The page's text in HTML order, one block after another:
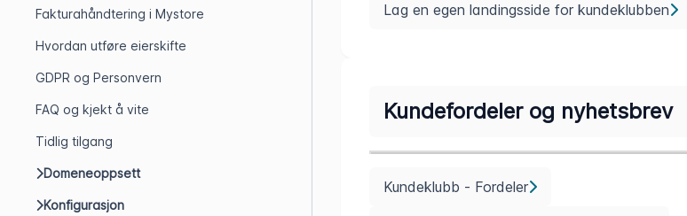
Fakturahåndtering i Mystore
Hvordan utføre eierskifte
GDPR og Personvern
FAQ og kjekt å vite
Tidlig tilgang
Domeneoppsett
Konfigurasjon
Lag en egen landingsside for kundeklubben
Kundefordeler og nyhetsbrev
Kundeklubb - Fordeler